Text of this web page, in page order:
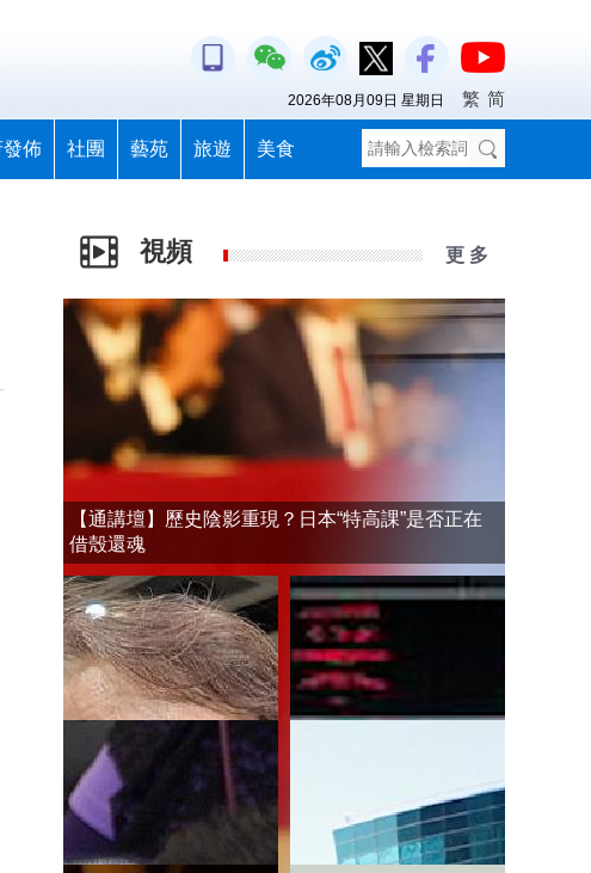
佈 社團 藝苑 旅遊 美食
2026年08月09日 星期日 繁 简
視頻 更 多
【通講壇】歷史陰影重現？日本“特高課”是否正在
借殼還魂